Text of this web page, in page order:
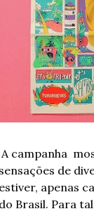
de
apenas
Brasil. Para